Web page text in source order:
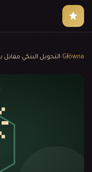
Główna
›التحويل البنكي